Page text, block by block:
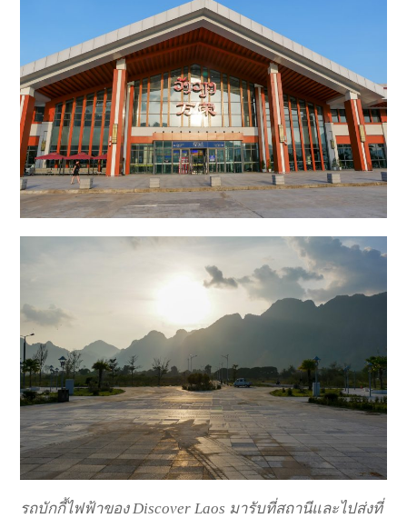
รถบักกี้ไฟฟ้าของ Discover Laos มารับที่สถานีและไปส่งที่